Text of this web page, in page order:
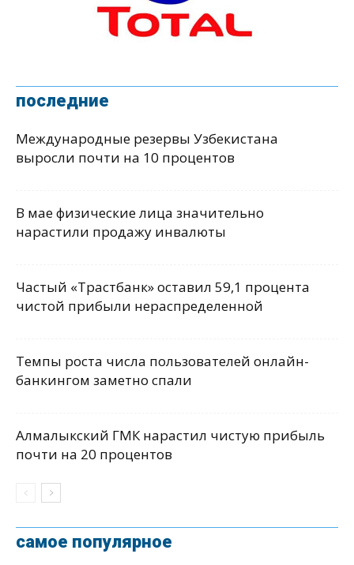
последние
Международные резервы Узбекистана
выросли почти на 10 процентов
В мае физические лица значительно
нарастили продажу инвалюты
Частый «Трастбанк» оставил 59,1 процента
чистой прибыли нераспределенной
Темпы роста числа пользователей онлайн-
банкингом заметно спали
Алмалыкский ГМК нарастил чистую прибыль
почти на 20 процентов
самое популярное